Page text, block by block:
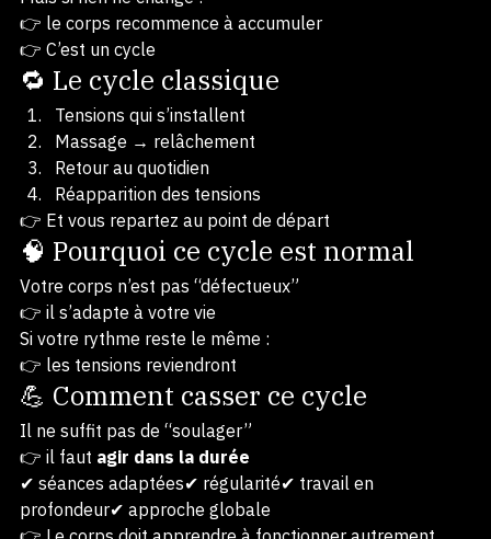
✔ de libérer✔ de relâcher✔ de repartir plus léger
Mais si rien ne change :
👉 le corps recommence à accumuler
👉 C’est un cycle
🔁 Le cycle classique
Tensions qui s’installent
Massage → relâchement
Retour au quotidien
Réapparition des tensions
👉 Et vous repartez au point de départ
🧠 Pourquoi ce cycle est normal
Votre corps n’est pas “défectueux”
👉 il s’adapte à votre vie
Si votre rythme reste le même :
👉 les tensions reviendront
💪 Comment casser ce cycle
Il ne suffit pas de “soulager”
👉 il faut agir dans la durée
✔ séances adaptées✔ régularité✔ travail en